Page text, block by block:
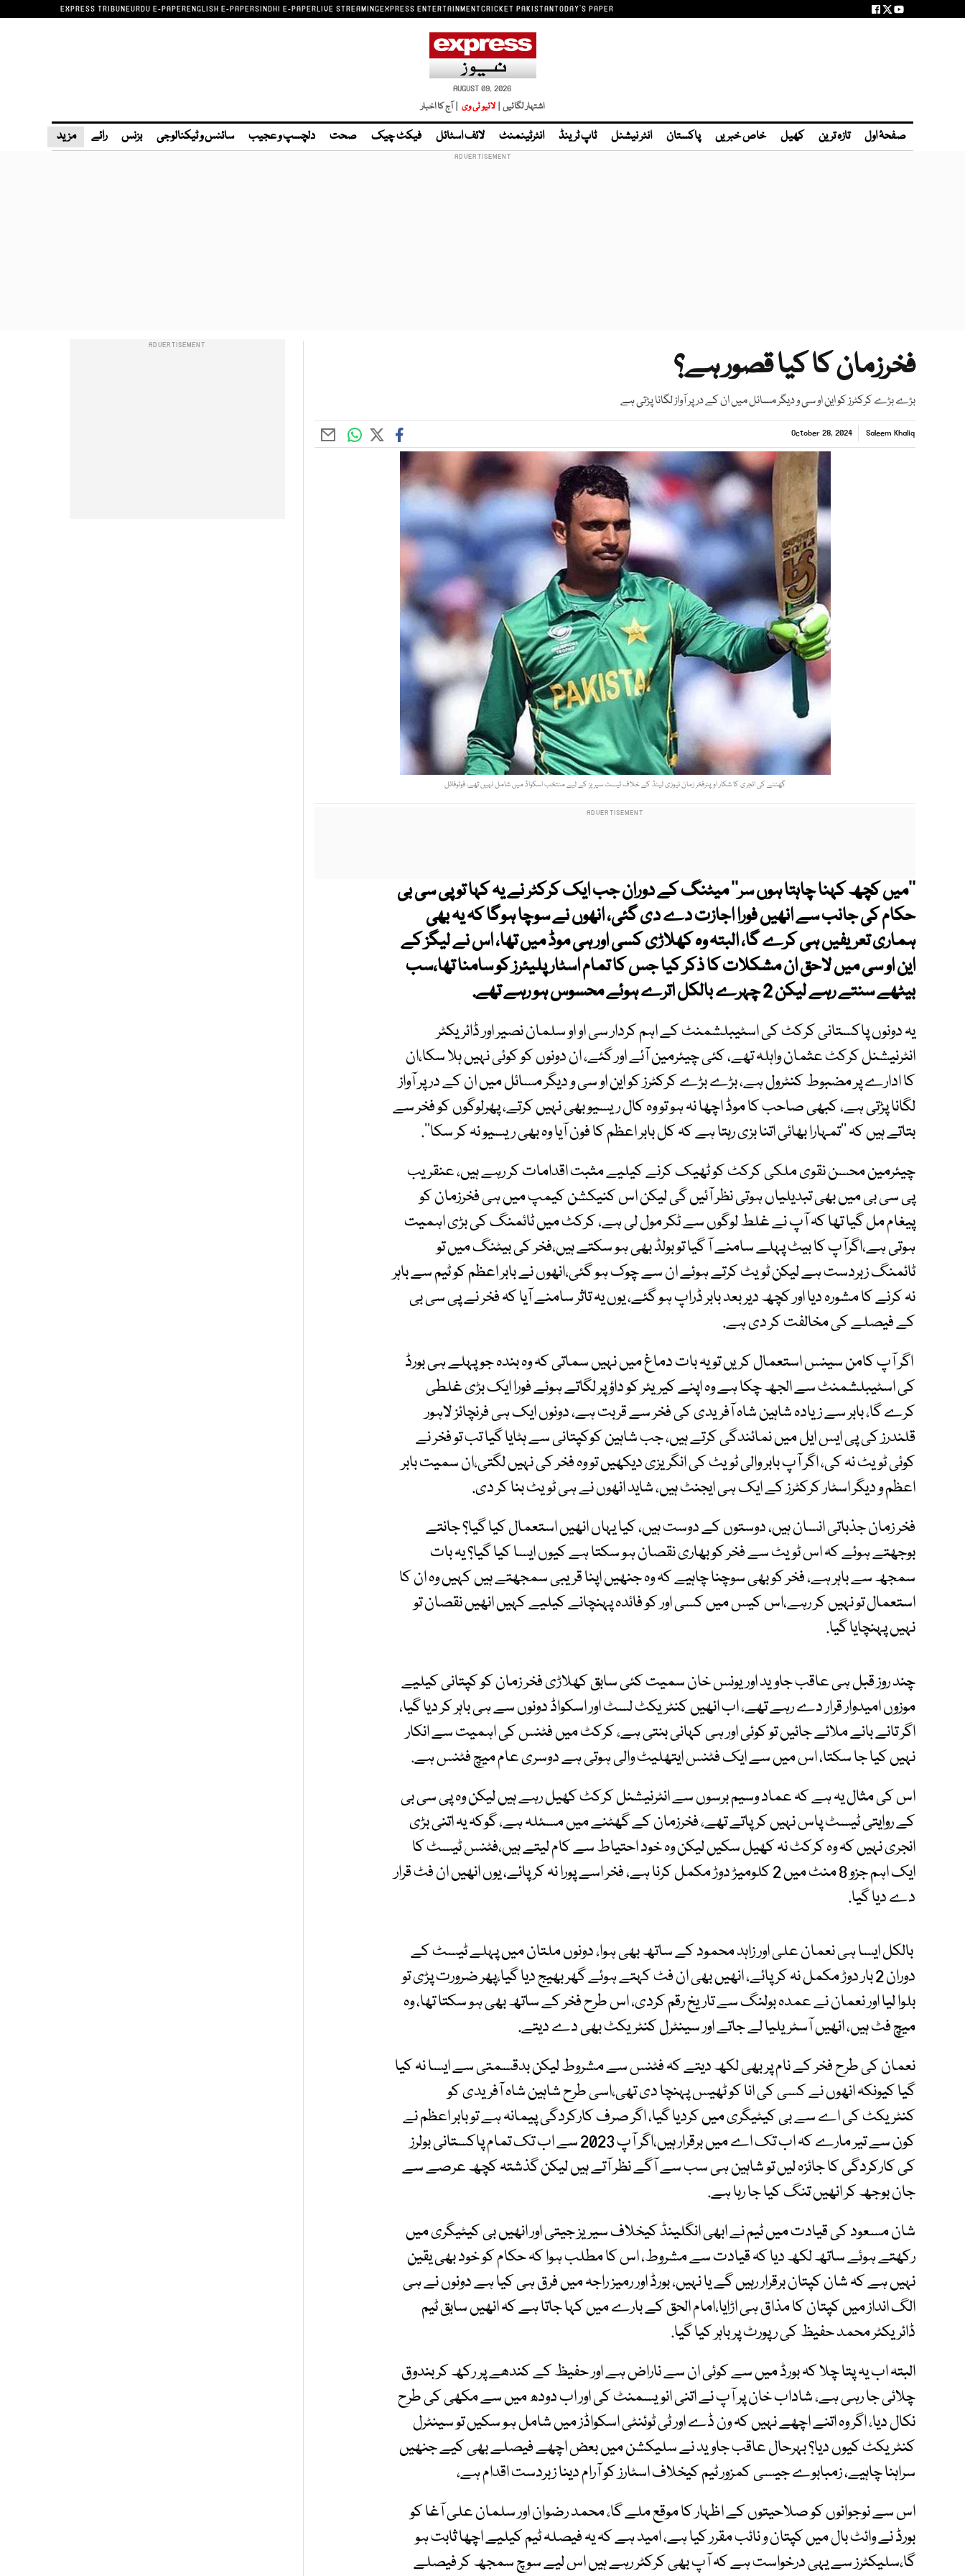
EXPRESS TRIBUNEURDU E-PAPERENGLISH E-PAPERSINDHI E-PAPERLIVE STREAMINGEXPRESS ENTERTAINMENTCRICKET PAKISTANTODAY'S PAPER
AUGUST 09, 2026
اشتہار لگائیں | لائیو ٹی وی | آج کا اخبار
صفحۂ اول تازہ ترین کھیل خاص خبریں پاکستان انٹر نیشنل ٹاپ ٹرینڈ انٹرٹینمنٹ لائف اسٹائل فیکٹ چیک صحت دلچسپ و عجیب سائنس و ٹیکنالوجی بزنس رائے مزید
فخرزمان کا کیا قصور ہے؟
بڑے بڑے کرکٹرز کو این او سی و دیگر مسائل میں ان کے در پر آواز لگانا پڑتی ہے
Saleem Khaliq
October 28, 2024
گھٹنے کی انجری کا شکار اوپنرفخر زمان نیوزی لینڈ کے خلاف ٹیسٹ سیریز کے لیے منتخب اسکواڈ میں شامل نہیں تھے، فوٹوفائل
’’میں کچھ کہنا چاہتا ہوں سر‘‘ میٹنگ کے دوران جب ایک کرکٹر نے یہ کہا تو پی سی بی
حکام کی جانب سے انھیں فورا اجازت دے دی گئی، انھوں نے سوچا ہوگا کہ یہ بھی
ہماری تعریفیں ہی کرے گا، البتہ وہ کھلاڑی کسی اور ہی موڈ میں تھا، اس نے لیگز کے
این او سی میں لاحق ان مشکلات کا ذکر کیا جس کا تمام اسٹار پلیئرز کو سامنا تھا،سب
بیٹھے سنتے رہے لیکن 2 چہرے بالکل اترے ہوئے محسوس ہو رہے تھے.
یہ دونوں پاکستانی کرکٹ کی اسٹیبلشمنٹ کے اہم کردار سی او او سلمان نصیر اور ڈائریکٹر
انٹرنیشنل کرکٹ عثمان واہلہ تھے، کئی چیئرمین آئے اور گئے، ان دونوں کو کوئی نہیں ہلا سکا،ان
کا ادارے پر مضبوط کنٹرول ہے، بڑے بڑے کرکٹرز کو این او سی و دیگر مسائل میں ان کے در پر آواز
لگانا پڑتی ہے، کبھی صاحب کا موڈ اچھا نہ ہو تو وہ کال ریسیو بھی نہیں کرتے، پھرلوگوں کو فخر سے
بتاتے ہیں کہ ’’تمہارا بھائی اتنا بزی رہتا ہے کہ کل بابر اعظم کا فون آیا وہ بھی ریسیو نہ کر سکا‘‘.
چیئرمین محسن نقوی ملکی کرکٹ کو ٹھیک کرنے کیلیے مثبت اقدامات کر رہے ہیں، عنقریب
پی سی بی میں بھی تبدیلیاں ہوتی نظر آئیں گی لیکن اس کنیکشن کیمپ میں ہی فخرزمان کو
پیغام مل گیا تھا کہ آپ نے غلط لوگوں سے ٹکر مول لی ہے، کرکٹ میں ٹائمنگ کی بڑی اہمیت
ہوتی ہے،اگرآپ کا بیٹ پہلے سامنے آ گیا تو بولڈ بھی ہو سکتے ہیں،فخر کی بیٹنگ میں تو
ٹائمنگ زبردست ہے لیکن ٹویٹ کرتے ہوئے ان سے چوک ہو گئی،انھوں نے بابر اعظم کو ٹیم سے باہر
نہ کرنے کا مشورہ دیا اور کچھ دیر بعد بابر ڈراپ ہو گئے، یوں یہ تاثر سامنے آیا کہ فخر نے پی سی بی
کے فیصلے کی مخالفت کر دی ہے.
اگر آپ کامن سینس استعمال کریں تو یہ بات دماغ میں نہیں سماتی کہ وہ بندہ جو پہلے ہی بورڈ
کی اسٹیبلشمنٹ سے الجھ چکا ہے وہ اپنے کیریئر کو داؤ پر لگاتے ہوئے فورا ایک بڑی غلطی
کرے گا، بابر سے زیادہ شاہین شاہ آفریدی کی فخر سے قربت ہے، دونوں ایک ہی فرنچائز لاہور
قلندرز کی پی ایس ایل میں نمائندگی کرتے ہیں، جب شاہین کوکپتانی سے ہٹایا گیا تب تو فخر نے
کوئی ٹویٹ نہ کی، اگر آپ بابر والی ٹویٹ کی انگریزی دیکھیں تو وہ فخر کی نہیں لگتی،ان سمیت بابر
اعظم و دیگر اسٹار کرکٹرز کے ایک ہی ایجنٹ ہیں، شاید انھوں نے ہی ٹویٹ بنا کر دی.
فخر زمان جذباتی انسان ہیں، دوستوں کے دوست ہیں، کیا یہاں انھیں استعمال کیا گیا؟ جانتے
بوجھتے ہوئے کہ اس ٹویٹ سے فخر کو بھاری نقصان ہو سکتا ہے کیوں ایسا کیا گیا؟ یہ بات
سمجھ سے باہر ہے، فخر کو بھی سوچنا چاہیے کہ وہ جنھیں اپنا قریبی سمجھتے ہیں کہیں وہ ان کا
استعمال تو نہیں کر رہے،اس کیس میں کسی اور کو فائدہ پہنچانے کیلیے کہیں انھیں نقصان تو
نہیں پہنچایا گیا.
چند روز قبل ہی عاقب جاوید اوریونس خان سمیت کئی سابق کھلاڑی فخر زمان کو کپتانی کیلیے
موزوں امیدوار قرار دے رہے تھے، اب انھیں کنٹریکٹ لسٹ اور اسکواڈ دونوں سے ہی باہر کر دیا گیا،
اگر تانے بانے ملائے جائیں تو کوئی اور ہی کہانی بنتی ہے، کرکٹ میں فٹنس کی اہمیت سے انکار
نہیں کیا جا سکتا، اس میں سے ایک فٹنس ایتھلیٹ والی ہوتی ہے دوسری عام میچ فٹنس ہے.
اس کی مثال یہ ہے کہ عماد وسیم برسوں سے انٹرنیشنل کرکٹ کھیل رہے ہیں لیکن وہ پی سی بی
کے روایتی ٹیسٹ پاس نہیں کر پاتے تھے، فخرزمان کے گھٹنے میں مسئلہ ہے، گوکہ یہ اتنی بڑی
انجری نہیں کہ وہ کرکٹ نہ کھیل سکیں لیکن وہ خود احتیاط سے کام لیتے ہیں،فٹنس ٹیسٹ کا
ایک اہم جزو 8 منٹ میں 2 کلومیڑ دوڑ مکمل کرنا ہے، فخر اسے پورا نہ کر پائے، یوں انھیں ان فٹ قرار
دے دیا گیا.
بالکل ایسا ہی نعمان علی اور زاہد محمود کے ساتھ بھی ہوا، دونوں ملتان میں پہلے ٹیسٹ کے
دوران 2 بار دوڑ مکمل نہ کر پائے، انھیں بھی ان فٹ کہتے ہوئے گھر بھیج دیا گیا،پھر ضرورت پڑی تو
بلوا لیا اور نعمان نے عمدہ بولنگ سے تاریخ رقم کردی، اس طرح فخر کے ساتھ بھی ہو سکتا تھا، وہ
میچ فٹ ہیں، انھیں آسٹریلیا لے جاتے اور سینٹرل کنٹریکٹ بھی دے دیتے.
نعمان کی طرح فخر کے نام پر بھی لکھ دیتے کہ فٹنس سے مشروط لیکن بدقسمتی سے ایسا نہ کیا
گیا کیونکہ انھوں نے کسی کی انا کو ٹھیس پہنچا دی تھی،اسی طرح شاہین شاہ آفریدی کو
کنٹریکٹ کی اے سے بی کیٹیگری میں کردیا گیا، اگر صرف کارکردگی پیمانہ ہے تو بابر اعظم نے
کون سے تیر مارے کہ اب تک اے میں برقرار ہیں،اگر آپ 2023 سے اب تک تمام پاکستانی بولرز
کی کارکردگی کا جائزہ لیں تو شاہین ہی سب سے آگے نظر آتے ہیں لیکن گذشتہ کچھ عرصے سے
جان بوجھ کر انھیں تنگ کیا جا رہا ہے.
شان مسعود کی قیادت میں ٹیم نے ابھی انگلینڈ کیخلاف سیریز جیتی اور انھیں بی کیٹیگری میں
رکھتے ہوئے ساتھ لکھ دیا کہ قیادت سے مشروط، اس کا مطلب ہوا کہ حکام کو خود بھی یقین
نہیں ہے کہ شان کپتان برقرار رہیں گے یا نہیں، بورڈ اور رمیز راجہ میں فرق ہی کیا ہے دونوں نے ہی
الگ انداز میں کپتان کا مذاق ہی اڑایا،امام الحق کے بارے میں کہا جاتا ہے کہ انھیں سابق ٹیم
ڈائریکٹر محمد حفیظ کی رپورٹ پر باہر کیا گیا.
البتہ اب یہ پتا چلا کہ بورڈ میں سے کوئی ان سے ناراض ہے اور حفیظ کے کندھے پر رکھ کر بندوق
چلائی جا رہی ہے، شاداب خان پر آپ نے اتنی انویسمنٹ کی اور اب دودھ میں سے مکھی کی طرح
نکال دیا، اگر وہ اتنے اچھے نہیں کہ ون ڈے اور ٹی ٹوئنٹی اسکواڈز میں شامل ہو سکیں تو سینٹرل
کنٹریکٹ کیوں دیا؟ بہرحال عاقب جاوید نے سلیکشن میں بعض اچھے فیصلے بھی کیے جنھیں
سراہنا چاہیے، زمبابوے جیسی کمزور ٹیم کیخلاف اسٹارز کو آرام دینا زبردست اقدام ہے،
اس سے نوجوانوں کو صلاحیتوں کے اظہار کا موقع ملے گا، محمد رضوان اور سلمان علی آغا کو
بورڈ نے وائٹ بال میں کپتان و نائب مقرر کیا ہے، امید ہے کہ یہ فیصلہ ٹیم کیلیے اچھا ثابت ہو
گا،سلیکٹرز سے یہی درخواست ہے کہ آپ بھی کرکٹر رہے ہیں اس لیے سوچ سمجھ کر فیصلے